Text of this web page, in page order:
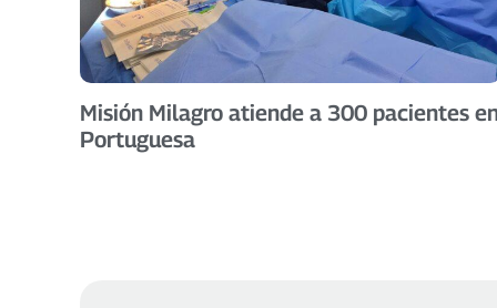
Misión Milagro atiende a 300 pacientes
Portuguesa